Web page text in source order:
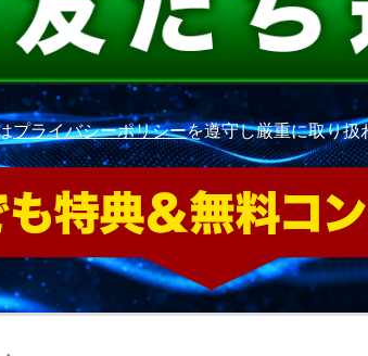
プライバシーポリシーを遵守し厳重に取り扱